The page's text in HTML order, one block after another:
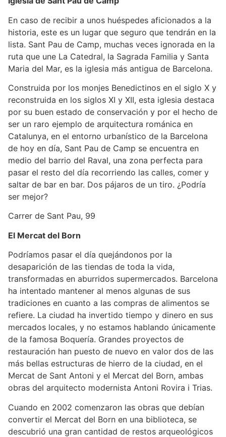
En caso de recibir a unos huéspedes aficionados a la
historia, este es un lugar que seguro que tendrán en la
lista. Sant Pau de Camp, muchas veces ignorada en la
ruta que une La Catedral, la Sagrada Familia y Santa
Maria del Mar, es la iglesia más antigua de Barcelona.
Construida por los monjes Benedictinos en el siglo X y
reconstruida en los siglos XI y XII, esta iglesia destaca
por su buen estado de conservación y por el hecho de
ser un raro ejemplo de arquitectura románica en
Catalunya, en el entorno urbanístico de la Barcelona
de hoy en día, Sant Pau de Camp se encuentra en
medio del barrio del Raval, una zona perfecta para
pasar el resto del día recorriendo las calles, comer y
saltar de bar en bar. Dos pájaros de un tiro. ¿Podría
ser mejor?
Carrer de Sant Pau, 99
El Mercat del Born
Podríamos pasar el día quejándonos por la
desaparición de las tiendas de toda la vida,
transformadas en aburridos supermercados. Barcelona
ha intentado mantener al menos algunas de sus
tradiciones en cuanto a las compras de alimentos se
refiere. La ciudad ha invertido tiempo y dinero en sus
mercados locales, y no estamos hablando únicamente
de la famosa Boquería. Grandes proyectos de
restauración han puesto de nuevo en valor dos de las
más bellas estructuras de hierro de la ciudad, en el
Mercat de Sant Antoni y el Mercat del Born, ambas
obras del arquitecto modernista Antoni Rovira i Trias.
Cuando en 2002 comenzaron las obras que debían
convertir el Mercat del Born en una biblioteca, se
descubrió una gran cantidad de restos arqueológicos